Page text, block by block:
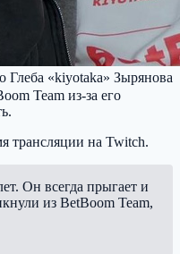
Глеба «kiyotaka» Зырянова
Team из-за его
трансляции на Twitch.
Он всегда прыгает и
из BetBoom Team,